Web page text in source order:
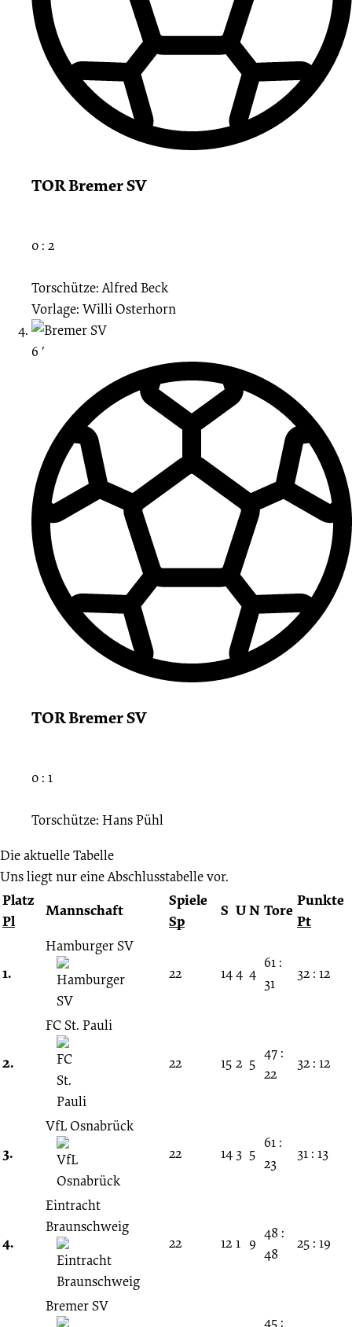
TOR Bremer SV
0 : 2
Torschütze: Alfred Beck
Vorlage: Willi Osterhorn
6 ′
TOR Bremer SV
0 : 1
Torschütze: Hans Pühl
Die aktuelle Tabelle
Uns liegt nur eine Abschlusstabelle vor.
Platz
Pl
Mannschaft
Spiele
Sp
S UN Tore
Punkte
Pt
1.
Hamburger SV
22
144 4
61 :
31
32 : 12
2.
FC St. Pauli
22 15 2 5
47 :
22
32 : 12
3.
VfL Osnabrück
22
14 3 5
61 :
23
31 : 13
4.
Eintracht
Braunschweig
22
12 1 9
48 :
48
25 : 19
Bremer SV
45 :